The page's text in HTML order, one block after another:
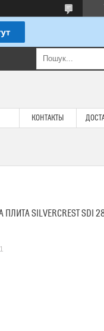
КОНТАКТЫ
SILVERCREST